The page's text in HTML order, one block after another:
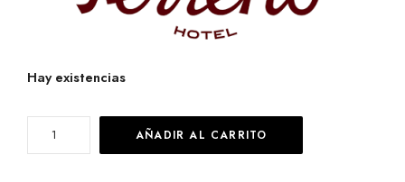
Hay existencias
Cine
y
AÑADIR AL CARRITO